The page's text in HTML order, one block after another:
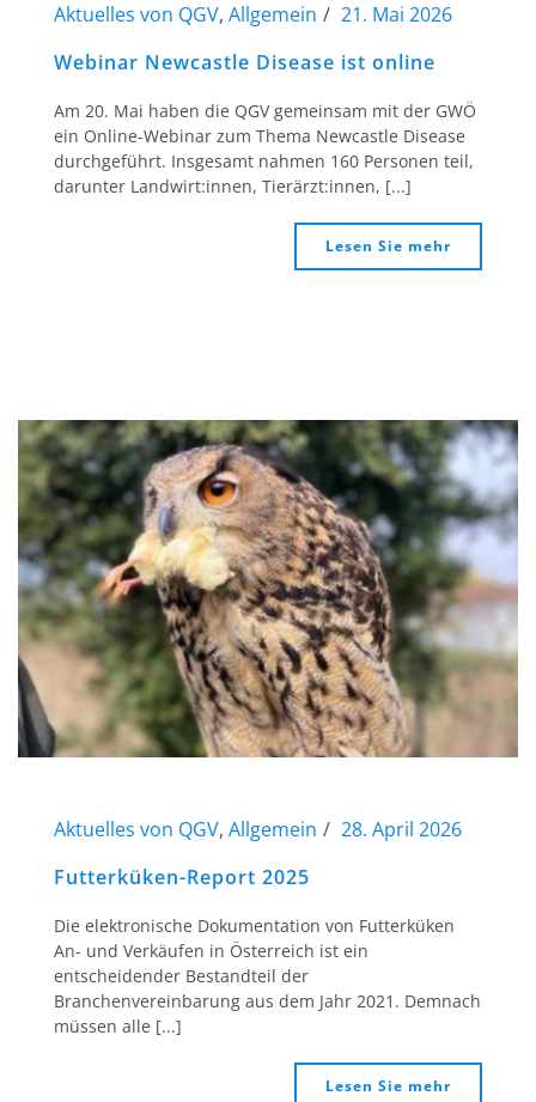
Aktuelles von QGV, Allgemein
21. Mai 2026
Webinar Newcastle Disease ist online
Am 20. Mai haben die QGV gemeinsam mit der GWÖ
ein Online-Webinar zum Thema Newcastle Disease
durchgeführt. Insgesamt nahmen 160 Personen teil,
darunter Landwirt:innen, Tierärzt:innen, [...]
Lesen Sie mehr
Aktuelles von QGV, Allgemein
28. April 2026
Futterküken-Report 2025
Die elektronische Dokumentation von Futterküken
An- und Verkäufen in Österreich ist ein
entscheidender Bestandteil der
Branchenvereinbarung aus dem Jahr 2021. Demnach
müssen alle [...]
Lesen Sie mehr